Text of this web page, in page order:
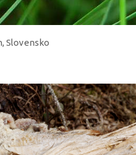
Slovensko